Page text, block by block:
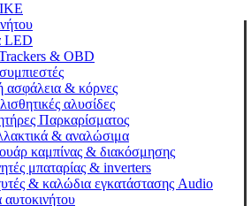
LED
& OBD
ασφάλεια & κόρνες
αλυσίδες
Παρκαρίσματος
& αναλώσιμα
καμπίνας & διακόσμησης
μπαταρίας & inverters
& καλώδια εγκατάστασης Audio
αυτοκινήτου